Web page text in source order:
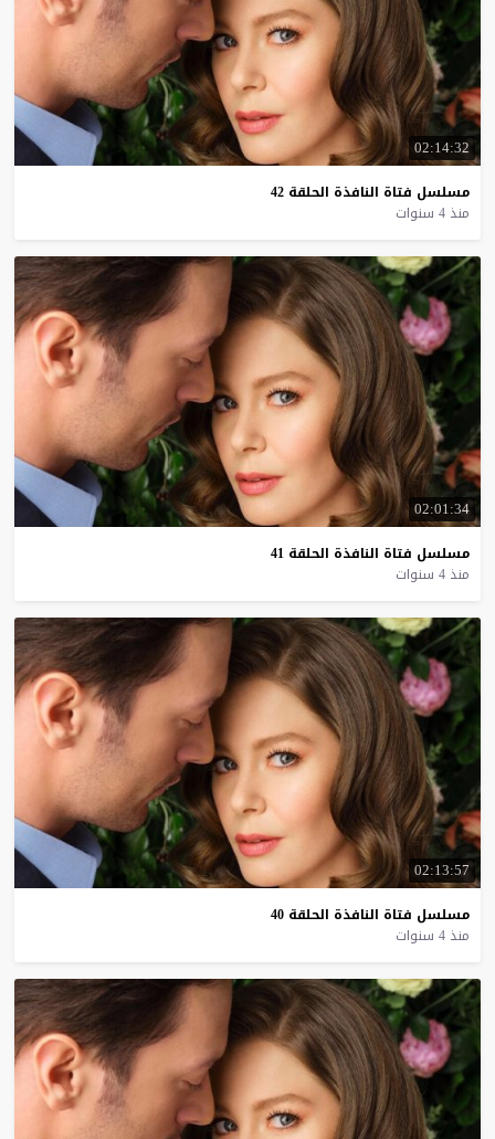
02:14:32
مسلسل فتاة النافذة الحلقة 42
منذ 4 سنوات
02:01:34
مسلسل فتاة النافذة الحلقة 41
منذ 4 سنوات
02:13:57
مسلسل فتاة النافذة الحلقة 40
منذ 4 سنوات